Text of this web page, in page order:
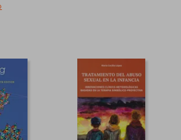
50%
dcto.